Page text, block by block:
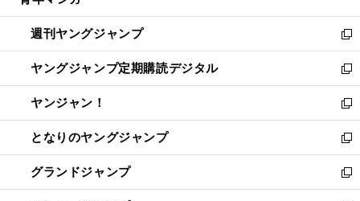
開
く
ウ
で
開
く
ン
ド
ウ
で
開
く
ウ
ィ
ン
ド
ウ
で
開
く
週刊ヤングジャンプ
新
し
い
ウ
ィ
ン
ド
ウ
で
開
ヤングジャンプ定期購読デジタル
新
し
い
ウ
ィ
ン
ド
ウ
ヤンジャン！
新
し
い
ウ
ィ
ン
となりのヤングジャンプ
新
し
い
ウ
グランドジャンプ
新
し